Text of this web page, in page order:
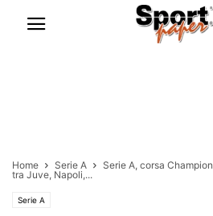
Home Serie A
Serie A, corsa
tra Juve, Napoli,...
Serie A